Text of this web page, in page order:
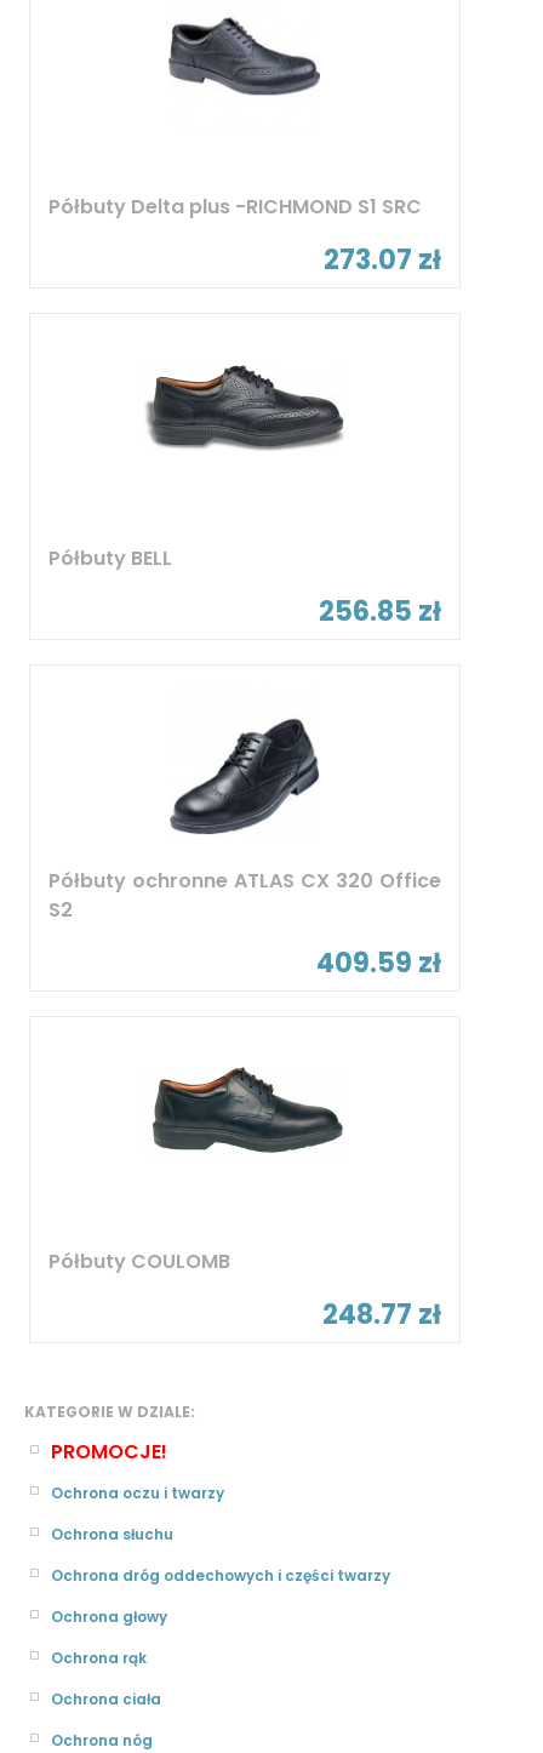
KATEGORIE W DZIALE:
PROMOCJE!
Ochrona oczu i twarzy
Ochrona słuchu
Ochrona dróg oddechowych i części twarzy
Ochrona głowy
Ochrona rąk
Ochrona ciała
Ochrona nóg
Półbuty Delta plus -RICHMOND S1 SRC
273.07 zł
Półbuty BELL
256.85 zł
Półbuty ochronne ATLAS CX 320 Office
S2
409.59 zł
Półbuty COULOMB
248.77 zł